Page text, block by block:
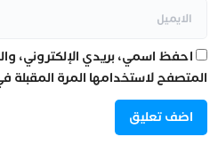
احفظ اسمي، بريدي الإلكتروني،
المتصفح لاستخدامها المرة المقبلة